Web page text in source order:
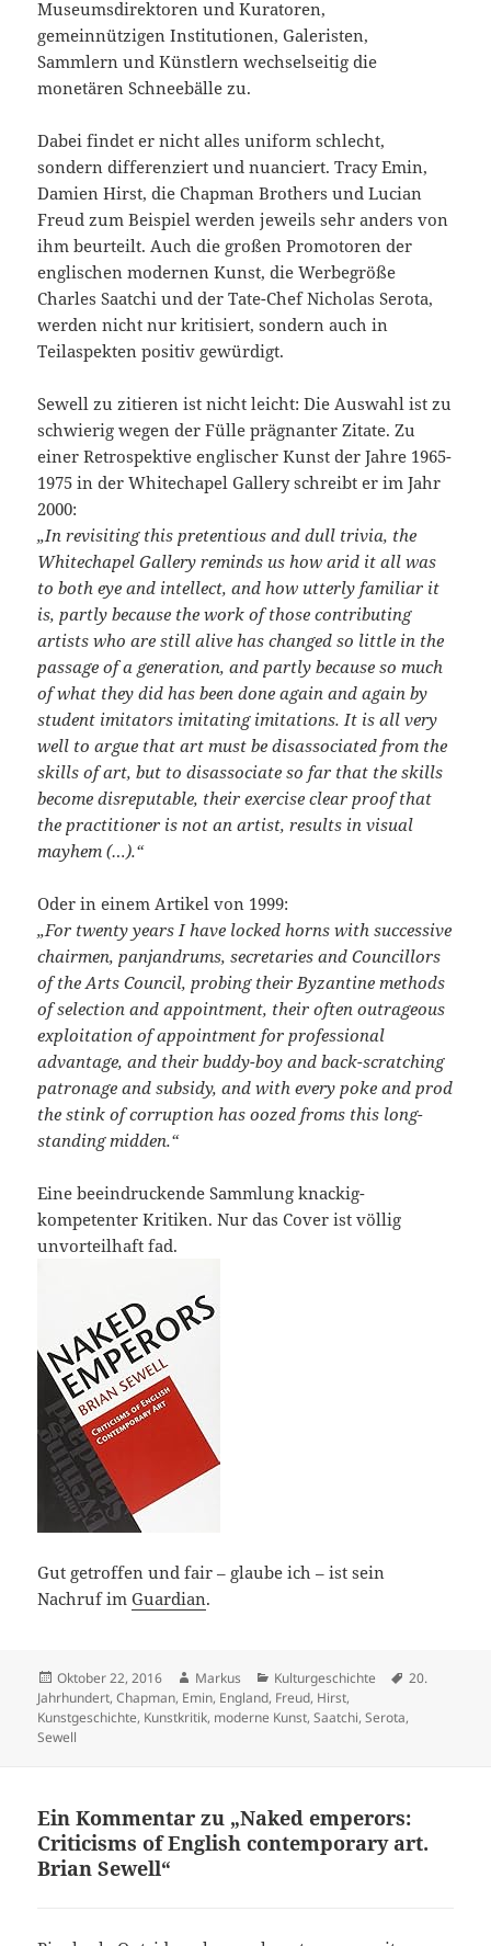
Museumsdirektoren und Kuratoren,
gemeinnützigen Institutionen, Galeristen,
Sammlern und Künstlern wechselseitig die
monetären Schneebälle zu.
Dabei findet er nicht alles uniform schlecht,
sondern differenziert und nuanciert. Tracy Emin,
Damien Hirst, die Chapman Brothers und Lucian
Freud zum Beispiel werden jeweils sehr anders von
ihm beurteilt. Auch die großen Promotoren der
englischen modernen Kunst, die Werbegröße
Charles Saatchi und der Tate-Chef Nicholas Serota,
werden nicht nur kritisiert, sondern auch in
Teilaspekten positiv gewürdigt.
Sewell zu zitieren ist nicht leicht: Die Auswahl ist zu
schwierig wegen der Fülle prägnanter Zitate. Zu
einer Retrospektive englischer Kunst der Jahre 1965-
1975 in der Whitechapel Gallery schreibt er im Jahr
2000:
„In revisiting this pretentious and dull trivia, the
Whitechapel Gallery reminds us how arid it all was
to both eye and intellect, and how utterly familiar it
is, partly because the work of those contributing
artists who are still alive has changed so little in the
passage of a generation, and partly because so much
of what they did has been done again and again by
student imitators imitating imitations. It is all very
well to argue that art must be disassociated from the
skills of art, but to disassociate so far that the skills
become disreputable, their exercise clear proof that
the practitioner is not an artist, results in visual
mayhem (…).“
Oder in einem Artikel von 1999:
„For twenty years I have locked horns with successive
chairmen, panjandrums, secretaries and Councillors
of the Arts Council, probing their Byzantine methods
of selection and appointment, their often outrageous
exploitation of appointment for professional
advantage, and their buddy-boy and back-scratching
patronage and subsidy, and with every poke and prod
the stink of corruption has oozed froms this long-
standing midden.“
Eine beeindruckende Sammlung knackig-
kompetenter Kritiken. Nur das Cover ist völlig
unvorteilhaft fad.
Gut getroffen und fair – glaube ich – ist sein
Nachruf imGuardian.
Veröffentlicht
am
Oktober 22, 2016 Autor
Markus Kategorien
Kulturgeschichte Schlagwörter
20.
Jahrhundert,Chapman, Emin, England, Freud, Hirst,
Kunstgeschichte, Kunstkritik, moderne Kunst,Saatchi,Serota,
Sewell
Ein Kommentar zu „Naked emperors:
Criticisms of English contemporary art.
Brian Sewell“